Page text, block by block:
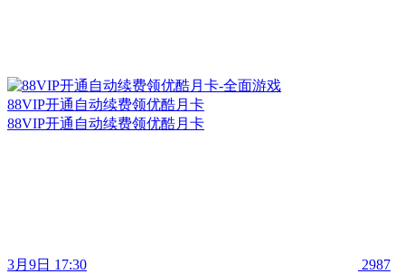
88VIP开通自动续费领优酷月卡
88VIP开通自动续费领优酷月卡
3月9日 17:30 2987